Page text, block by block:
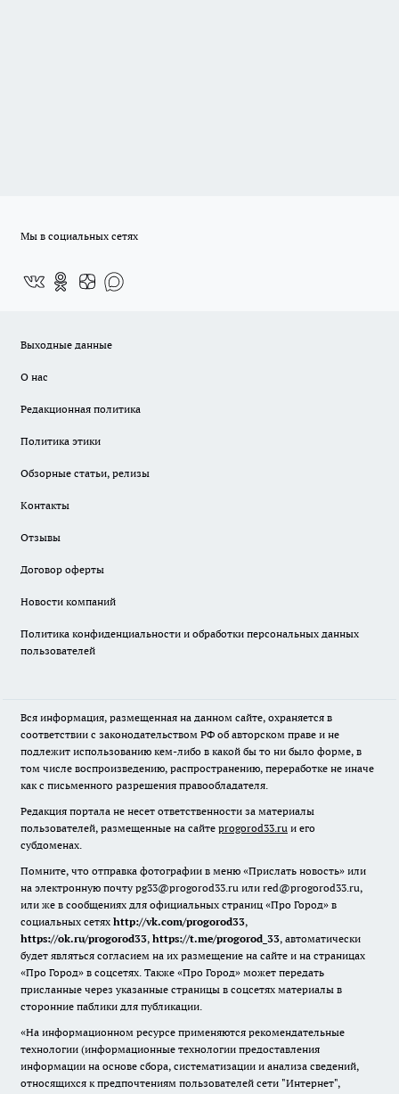
Мы в социальных сетях
Выходные данные
О нас
Редакционная политика
Политика этики
Обзорные статьи, релизы
Контакты
Отзывы
Договор оферты
Новости компаний
Политика конфиденциальности и обработки персональных данных
пользователей
Вся информация, размещенная на данном сайте, охраняется в
соответствии с законодательством РФ об авторском праве и не
подлежит использованию кем-либо в какой бы то ни было форме, в
том числе воспроизведению, распространению, переработке не иначе
как с письменного разрешения правообладателя.
Редакция портала не несет ответственности за материалы
пользователей, размещенные на сайте progorod33.ru и его
субдоменах.
Помните, что отправка фотографии в меню «Прислать новость» или
на электронную почту pg33@progorod33.ru или red@progorod33.ru,
или же в сообщениях для официальных страниц «Про Город» в
социальных сетях http://vk.com/progorod33,
https://ok.ru/progorod33, https://t.me/progorod_33, автоматически
будет являться согласием на их размещение на сайте и на страницах
«Про Город» в соцсетях. Также «Про Город» может передать
присланные через указанные страницы в соцсетях материалы в
сторонние паблики для публикации.
«На информационном ресурсе применяются рекомендательные
технологии (информационные технологии предоставления
информации на основе сбора, систематизации и анализа сведений,
относящихся к предпочтениям пользователей сети "Интернет",